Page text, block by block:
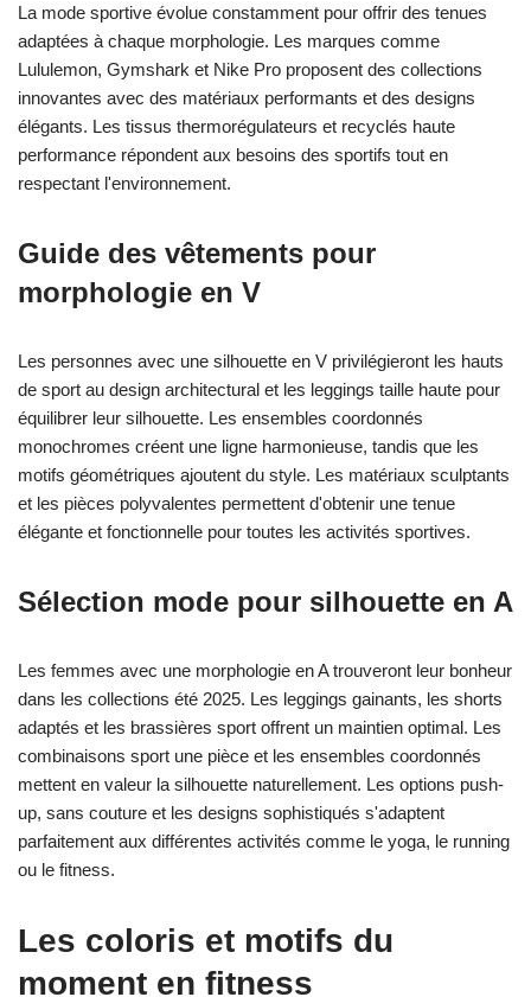
La mode sportive évolue constamment pour offrir des tenues
adaptées à chaque morphologie. Les marques comme
Lululemon, Gymshark et Nike Pro proposent des collections
innovantes avec des matériaux performants et des designs
élégants. Les tissus thermorégulateurs et recyclés haute
performance répondent aux besoins des sportifs tout en
respectant l'environnement.
Guide des vêtements pour
morphologie en V
Les personnes avec une silhouette en V privilégieront les hauts
de sport au design architectural et les leggings taille haute pour
équilibrer leur silhouette. Les ensembles coordonnés
monochromes créent une ligne harmonieuse, tandis que les
motifs géométriques ajoutent du style. Les matériaux sculptants
et les pièces polyvalentes permettent d'obtenir une tenue
élégante et fonctionnelle pour toutes les activités sportives.
Sélection mode pour silhouette en A
Les femmes avec une morphologie en A trouveront leur bonheur
dans les collections été 2025. Les leggings gainants, les shorts
adaptés et les brassières sport offrent un maintien optimal. Les
combinaisons sport une pièce et les ensembles coordonnés
mettent en valeur la silhouette naturellement. Les options push-
up, sans couture et les designs sophistiqués s'adaptent
parfaitement aux différentes activités comme le yoga, le running
ou le fitness.
Les coloris et motifs du
moment en fitness